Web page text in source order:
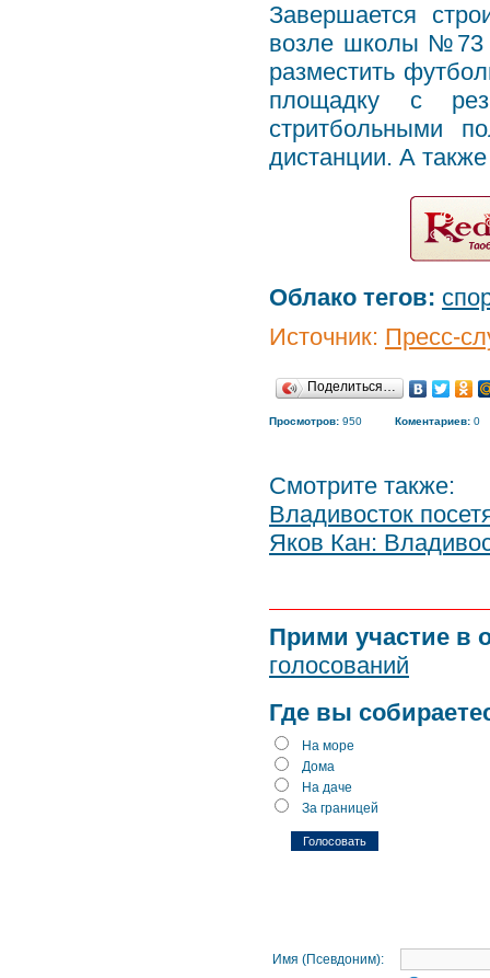
Завершается
возле школы №73
разместить
площадку с
стритбольными
дистанции. А
Облако тегов:
Источник: Пресс-
Поделиться…
Просмотров: 950 Коментариев: 0
Смотрите также:
Владивосток
Яков Кан:
Прими участие в
голосований
Где вы
На море
Дома
На даче
За границей
Имя (Псевдоним):